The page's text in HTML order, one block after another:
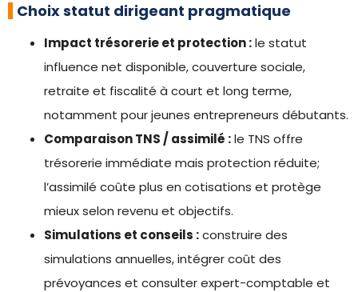
Choix statut dirigeant pragmatique
Impact trésorerie et protection :le statut
influence net disponible, couverture sociale,
retraite et fiscalité à court et long terme,
notamment pour jeunes entrepreneurs débutants.
Comparaison TNS / assimilé :le TNS offre
trésorerie immédiate mais protection réduite;
l’assimilé coûte plus en cotisations et protège
mieux selon revenu et objectifs.
Simulations et conseils :construire des
simulations annuelles, intégrer coût des
prévoyances et consulter expert-comptable et